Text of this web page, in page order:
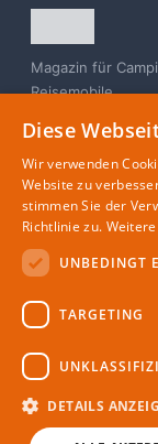
Magazin für
Reisemobile
MAGAZIN
Partner
Redaktion
Autoren
Diese
Wir verwenden
Website zu
stimmen Sie der
Richtlinie zu.
UNBEDINGT
TARGETING
DETAILS